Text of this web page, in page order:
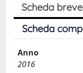
Scheda breve
Scheda
Anno
2016